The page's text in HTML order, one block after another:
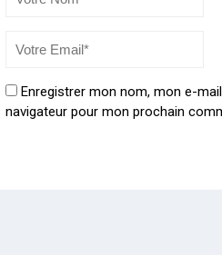
Enregistrer mon nom, mon e-
navigateur pour mon prochain